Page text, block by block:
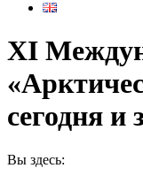
XI
сегодня и
Вы здесь: